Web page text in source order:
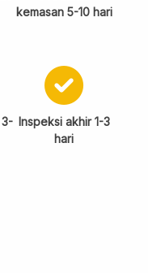
kemasan 5-10 hari
3- Inspeksi akhir 1-3
hari